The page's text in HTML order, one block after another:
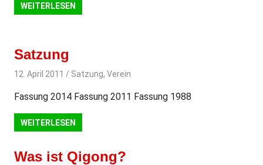
WEITERLESEN
Satzung
12. April 2011 svladmin
Satzung, Verein
Fassung 2014 Fassung 2011 Fassung 1988
WEITERLESEN
Was ist Qigong?